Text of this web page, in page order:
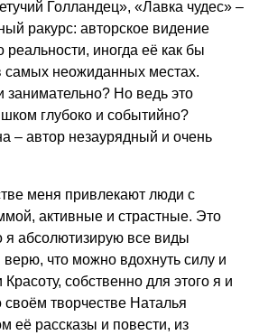
Голландец», «Лавка чудес» –
ракурс: авторское видение
реальности, иногда её как бы
самых неожиданных местах.
занимательно? Но ведь это
глубоко и событийно?
– автор незаурядный и очень
меня привлекают люди с
активные и страстные. Это
я абсолютизирую все виды
что можно вдохнуть силу и
собственно для этого я и
творчестве Наталья
её рассказы и повести, из